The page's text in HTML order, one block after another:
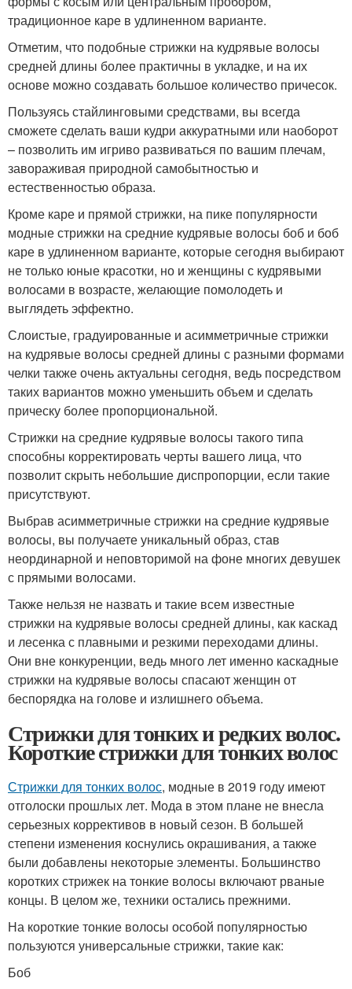
традиционное каре в удлиненном варианте.
Отметим, что подобные стрижки на кудрявые волосы
средней длины более практичны в укладке, и на их
основе можно создавать большое количество причесок.
Пользуясь стайлинговыми средствами, вы всегда
сможете сделать ваши кудри аккуратными или наоборот
– позволить им игриво развиваться по вашим плечам,
завораживая природной самобытностью и
естественностью образа.
Кроме каре и прямой стрижки, на пике популярности
модные стрижки на средние кудрявые волосы боб и боб
каре в удлиненном варианте, которые сегодня выбирают
не только юные красотки, но и женщины с кудрявыми
волосами в возрасте, желающие помолодеть и
выглядеть эффектно.
Слоистые, градуированные и асимметричные стрижки
на кудрявые волосы средней длины с разными формами
челки также очень актуальны сегодня, ведь посредством
таких вариантов можно уменьшить объем и сделать
прическу более пропорциональной.
Стрижки на средние кудрявые волосы такого типа
способны корректировать черты вашего лица, что
позволит скрыть небольшие диспропорции, если такие
присутствуют.
Выбрав асимметричные стрижки на средние кудрявые
волосы, вы получаете уникальный образ, став
неординарной и неповторимой на фоне многих девушек
с прямыми волосами.
Также нельзя не назвать и такие всем известные
стрижки на кудрявые волосы средней длины, как каскад
и лесенка с плавными и резкими переходами длины.
Они вне конкуренции, ведь много лет именно каскадные
стрижки на кудрявые волосы спасают женщин от
беспорядка на голове и излишнего объема.
Стрижки для тонких и редких волос.
Короткие стрижки для тонких волос
Стрижки для тонких волос, модные в 2019 году имеют
отголоски прошлых лет. Мода в этом плане не внесла
серьезных коррективов в новый сезон. В большей
степени изменения коснулись окрашивания, а также
были добавлены некоторые элементы. Большинство
коротких стрижек на тонкие волосы включают рваные
концы. В целом же, техники остались прежними.
На короткие тонкие волосы особой популярностью
пользуются универсальные стрижки, такие как:
Боб